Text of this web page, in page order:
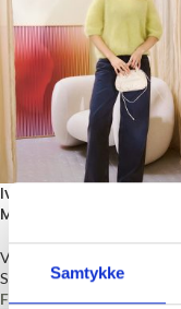
Samtykke
Ivy Tee i Ballerina
Mohair, Strikkepakke
Voksen
Sandnes Garn
Frakr580,00